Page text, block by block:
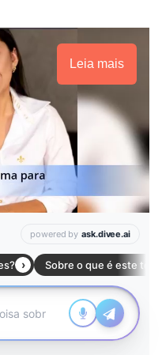
Leia mais